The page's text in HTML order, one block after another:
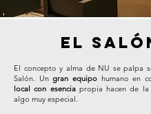
el
El concepto y alma de NU se palpa
Salón. Ungran equipohumano en
local con esencia propia hacen de la
algo muy especial.